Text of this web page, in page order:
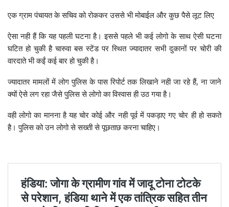
एक ग्राम पंचायत के सचिव को रोककर उससे भी मोबाईल और कुछ पैसे लूट लिए
ऐसा नही हैं कि यह पहली घटना है। इससे पहले भी कई लोगो के साथ ऐसी घटना
घटित हो चुकी है चारुवा बस स्टेंड पर स्थित ज्यादातर सभी दुकानों पर चोरी की
वारदाते भी कईं कई बार हो चुकी है।
ज्यादातर मामलों में लोग पुलिस के पास रिपोर्ट तक लिखाने नही जा रहे हैं, ना जाने
क्यों ऐसे लग रहा जैसे पुलिस से लोगो का विस्वास ही उठ गया है।
वही लोगो का मानना है यह चोर कोई और नही पूर्व में पकड़ाए गए चोर ही हो सकते
है। पुलिस को उन लोगो से सख्ती से पूछताछ करना चाहिए।